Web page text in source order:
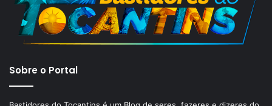
Sobre o Portal